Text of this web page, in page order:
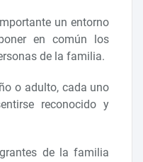
un entorno
en común los
de la familia.
o adulto, cada uno
reconocido y
de la familia